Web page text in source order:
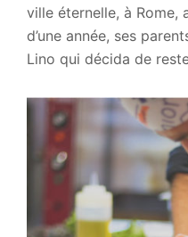
ville éternelle, à Rome,
d’une année, ses
Lino qui décida de